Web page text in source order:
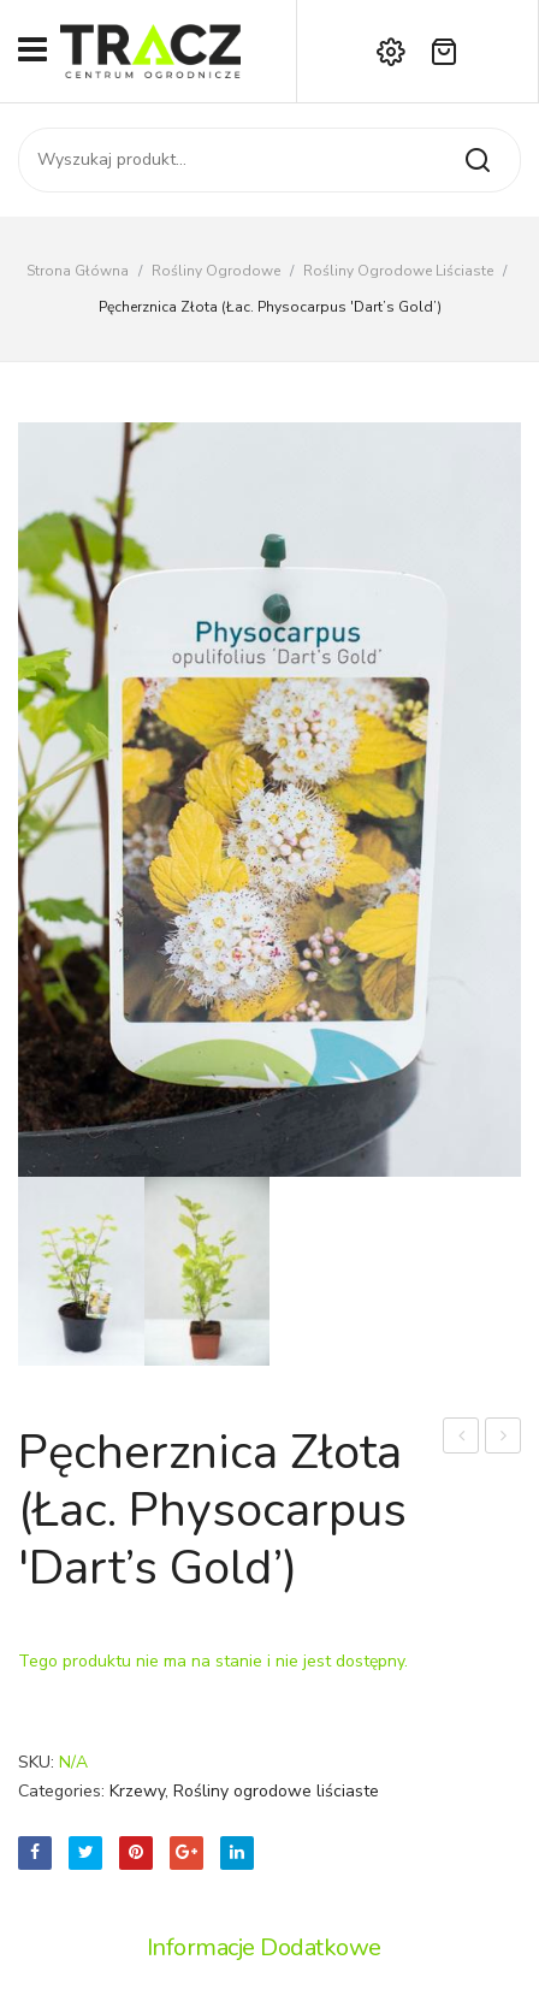
START
SKLEP
AKTUALNOŚCI
Kontakt
Brak produktów w koszyku.
Strona Główna / Rośliny Ogrodowe / Rośliny Ogrodowe Liściaste /
Pęcherznica Złota (łac. Physocarpus 'Dart’s Gold’)
Pęcherznica Złota
(łac. Physocarpus
'Dart’s Gold’)
Tego produktu nie ma na stanie i nie jest dostępny.
SKU: N/A
Categories: Krzewy, Rośliny ogrodowe liściaste
Informacje Dodatkowe